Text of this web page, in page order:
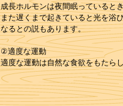
成長ホルモンは夜間眠っていると
また遅くまで起きていると光を浴
なるとの説もあります。
②適度な運動
適度な運動は自然な食欲をもたら
す。
運動はそれ自体、成長ホルモンの
さらに成長ホルモンの分泌を増や